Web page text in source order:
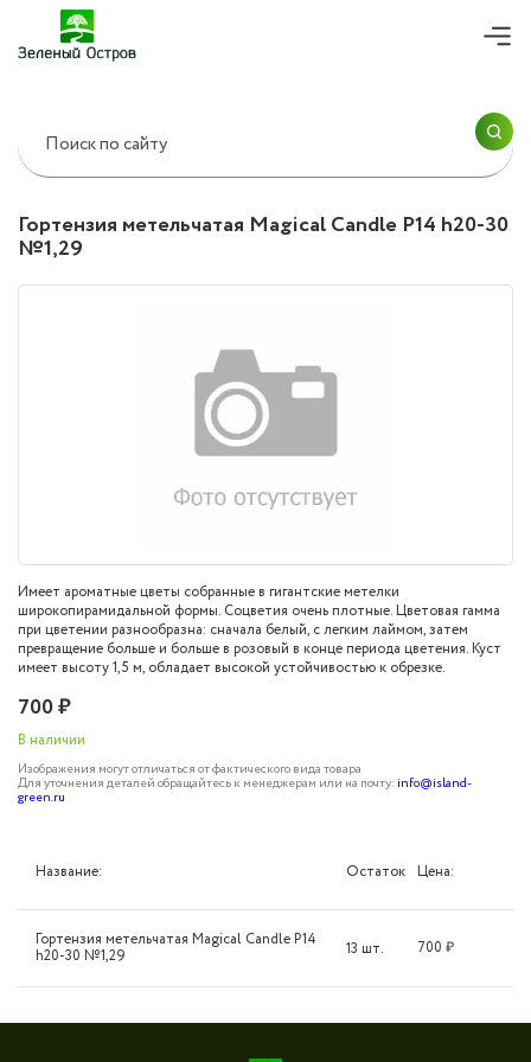
Гортензия метельчатая Magical Candle P14 h20-30
№1,29
Имеет ароматные цветы собранные в гигантские метелки
широкопирамидальной формы. Соцветия очень плотные. Цветовая гамма
при цветении разнообразна: сначала белый, с легким лаймом, затем
превращение больше и больше в розовый в конце периода цветения. Куст
имеет высоту 1,5 м, обладает высокой устойчивостью к обрезке.
700 ₽
В наличии
Изображения могут отличаться от фактического вида товара
Для уточнения деталей обращайтесь к менеджерам или на почту: info@island-
green.ru
Название: Остаток Цена:
Гортензия метельчатая Magical Candle P14
h20-30 №1,29
13 шт. 700 ₽
Согласие на